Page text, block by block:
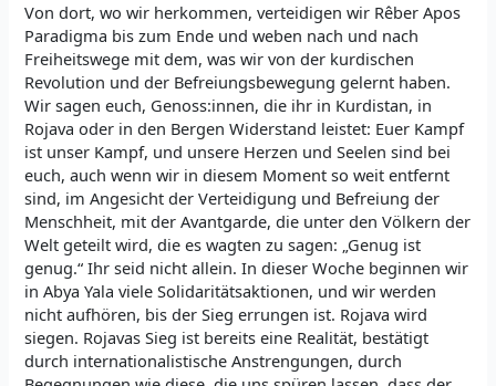
Von dort, wo wir herkommen, verteidigen wir Rêber Apos
Paradigma bis zum Ende und weben nach und nach
Freiheitswege mit dem, was wir von der kurdischen
Revolution und der Befreiungsbewegung gelernt haben.
Wir sagen euch, Genoss:innen, die ihr in Kurdistan, in
Rojava oder in den Bergen Widerstand leistet: Euer Kampf
ist unser Kampf, und unsere Herzen und Seelen sind bei
euch, auch wenn wir in diesem Moment so weit entfernt
sind, im Angesicht der Verteidigung und Befreiung der
Menschheit, mit der Avantgarde, die unter den Völkern der
Welt geteilt wird, die es wagten zu sagen: „Genug ist
genug.“ Ihr seid nicht allein. In dieser Woche beginnen wir
in Abya Yala viele Solidaritätsaktionen, und wir werden
nicht aufhören, bis der Sieg errungen ist. Rojava wird
siegen. Rojavas Sieg ist bereits eine Realität, bestätigt
durch internationalistische Anstrengungen, durch